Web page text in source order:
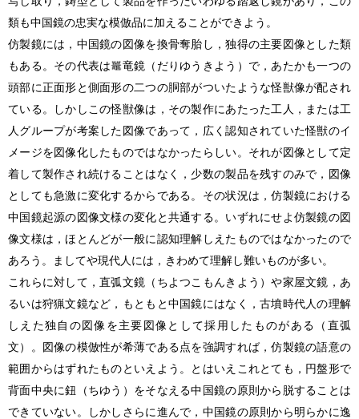
類も中国鏡の忠実な模倣品に加えることができよう。
仿製鏡には，中国鏡の図像を換骨奪胎し，独得の主要図像とした類
もある。その代表は
竜鏡（だりゆうきよう）で，あたかも一つの
頭部に正面形と側面形の二つの胴部がついたような怪獣像が配され
ている。しかしこの怪獣像は，その製作にあたった工人，または工
人グループが考案した図像であって，広く認知されていた怪獣のイ
メージを図像化したものではなかったらしい。それが図像として定
着して製作され続けることはなく，少数の製品を残すのみで，図像
としても急激に変化するからである。その状況は，仿製鏡における
中国鏡起源の図像文様の変化と共通する。いずれにせよ仿製鏡の図
像文様は，ほとんどが一般に認知理解しえたものではなかったので
あろう。ましてや現代人には，きわめて理解し難いものが多い。
これらに対して，直弧文鏡（ちよつこもんきよう）や家屋文鏡，あ
るいは狩猟文鏡など，もともと中国鏡にはなく，古墳時代人の理解
しえた独自の図像を主要図像として採用したものがある（直弧
文）。図像の模倣性が希薄である点を強調すれば，仿製鏡の語意の
範囲からはずれたものといえよう。とはいえこれとても，円盤形で
背面中央に鈕（ちゆう）をそなえる中国鏡の原則から脱することは
できていない。しかしさらに進んで，中国鏡の原則から明らかに逸